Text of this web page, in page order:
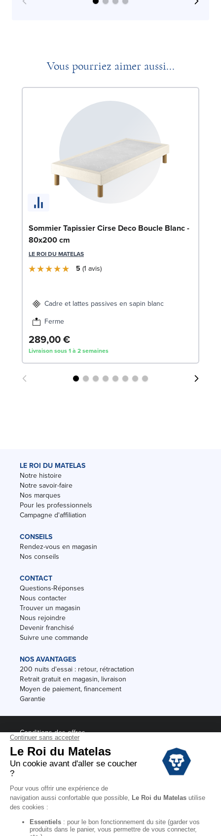
Vous pourriez aimer aussi...
Sommier Tapissier Cirse Deco Boucle Blanc -
80x200 cm
LE ROI DU MATELAS
5 1 avis
Cadre et lattes passives en sapin blanc
Ferme
289,00 €
Livraison sous 1 à 2 semaines
LE ROI DU MATELAS
Notre histoire
Notre savoir-faire
Nos marques
Pour les professionnels
Campagne d'affiliation
CONSEILS
Rendez-vous en magasin
Nos conseils
CONTACT
Questions-Réponses
Nous contacter
Trouver un magasin
Nous rejoindre
Devenir franchisé
Suivre une commande
NOS AVANTAGES
200 nuits d'essai : retour, rétractation
Retrait gratuit en magasin, livraison
Moyen de paiement, financement
Garantie
Conditions des offres
Black Friday
Destockage
Soldes
Conditions Générales de vente magasin
Conditions Générales de vente internet
Mentions Légales
Données personnelles
Codes promo Le Roi du Matelas